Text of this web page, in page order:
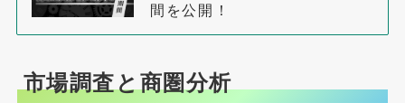
間を公開！
市場調査と商圏分析